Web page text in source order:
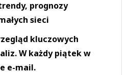
prognozy
sieci
kluczowych
W każdy piątek w
e-mail.